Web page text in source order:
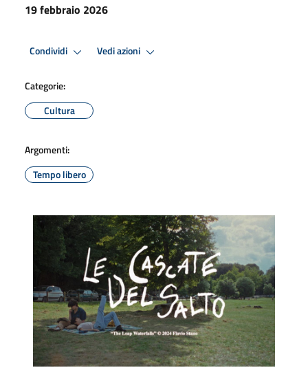
19 febbraio 2026
Condividi Vedi azioni
Categorie:
Cultura
Argomenti:
Tempo libero